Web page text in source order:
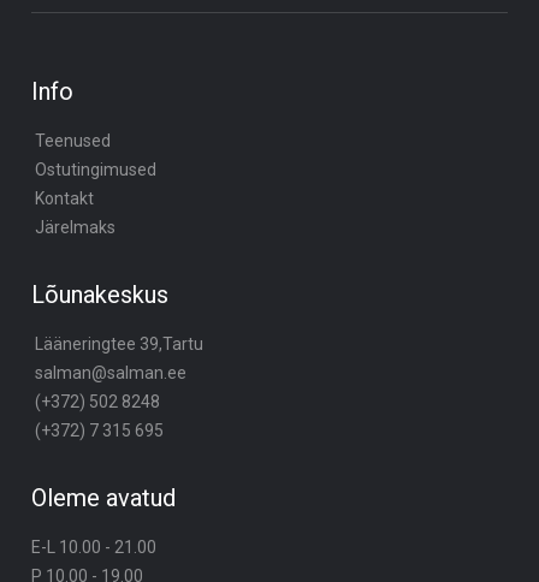
Info
Teenused
Ostutingimused
Kontakt
Järelmaks
Lõunakeskus
Lääneringtee 39,Tartu
salman@salman.ee
(+372) 502 8248
(+372) 7 315 695
Oleme avatud
E-L 10.00 - 21.00
P 10.00 - 19.00